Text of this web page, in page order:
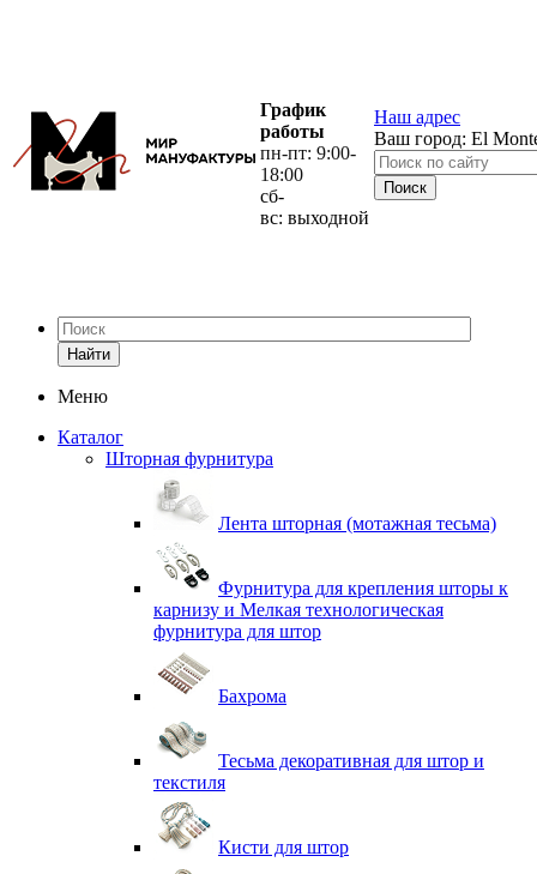
График
работы
пн-пт: 9:00-
18:00
сб-
вс: выходной
Наш адрес
Ваш город: El
Найти
Меню
Каталог
Шторная фурнитура
Лента шторная (мотажная тесьма)
Фурнитура для крепления шторы к
карнизу и Мелкая технологическая
фурнитура для штор
Бахрома
Тесьма декоративная для штор и
текстиля
Кисти для штор